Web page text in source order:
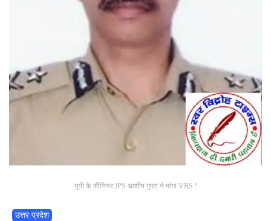
यूपी के सीनियर IPS आशीष गुप्ता ने मांगा VRS !
उत्तर प्रदेश